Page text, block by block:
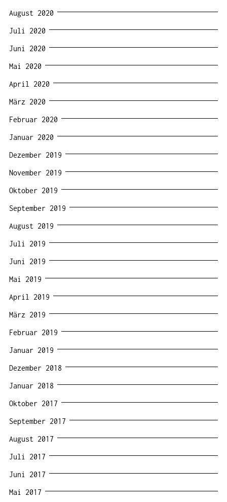
August 2020
Juli 2020
Juni 2020
Mai 2020
April 2020
März 2020
Februar 2020
Januar 2020
Dezember 2019
November 2019
Oktober 2019
September 2019
August 2019
Juli 2019
Juni 2019
Mai 2019
April 2019
März 2019
Februar 2019
Januar 2019
Dezember 2018
Januar 2018
Oktober 2017
September 2017
August 2017
Juli 2017
Juni 2017
Mai 2017